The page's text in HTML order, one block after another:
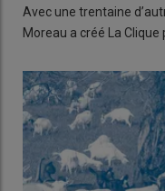
Avec une trentaine
Moreau a créé La Clique